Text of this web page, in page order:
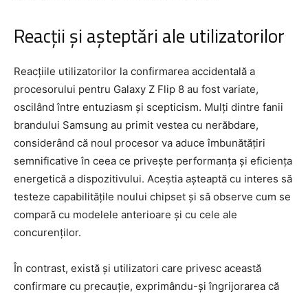
Reacții și așteptări ale utilizatorilor
Reacțiile utilizatorilor la confirmarea accidentală a
procesorului pentru Galaxy Z Flip 8 au fost variate,
oscilând între entuziasm și scepticism. Mulți dintre fanii
brandului Samsung au primit vestea cu nerăbdare,
considerând că noul procesor va aduce îmbunătățiri
semnificative în ceea ce privește performanța și eficiența
energetică a dispozitivului. Aceștia așteaptă cu interes să
testeze capabilitățile noului chipset și să observe cum se
compară cu modelele anterioare și cu cele ale
concurenților.
În contrast, există și utilizatori care privesc această
confirmare cu precauție, exprimându-și îngrijorarea că